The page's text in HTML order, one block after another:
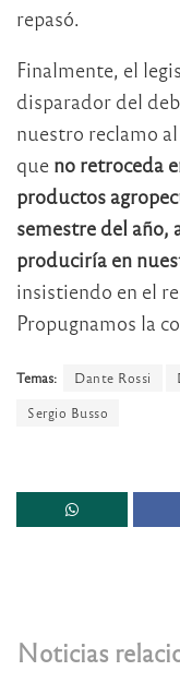
repasó.
Finalmente, el
disparador del
nuestro reclamo
que no retroceda
productos
semestre del año,
produciría en
insistiendo en el
Propugnamos la
Temas: Dante Rossi
Sergio Busso
Noticias